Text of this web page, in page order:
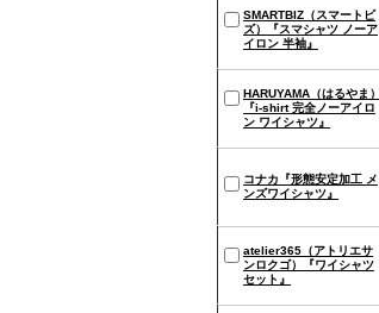
SMARTBIZ（スマートビ
ズ）『スマシャツ ノーア
イロン 半袖』
HARUYAMA（はるやま）
『i-shirt 完全ノーアイロ
ン ワイシャツ』
コナカ『形態安定加工 メ
ンズワイシャツ』
atelier365（アトリエサ
ンロクゴ）『ワイシャツ
セット』